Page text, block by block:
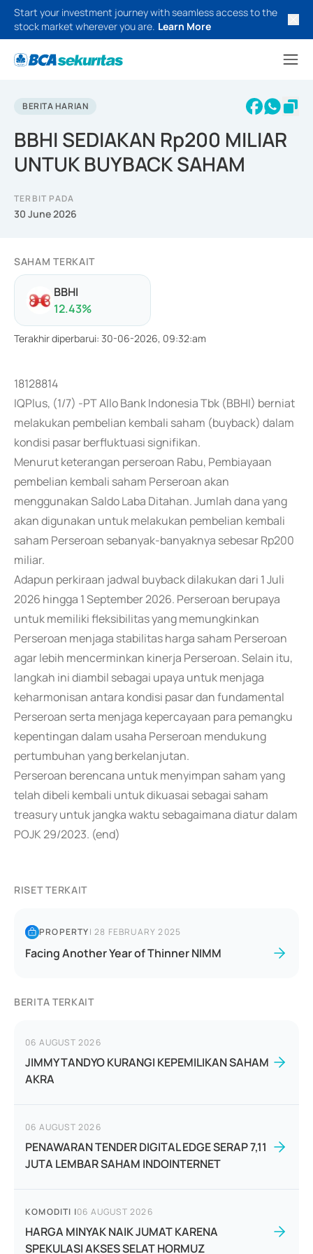
Start your investment journey with seamless access to the
stock market wherever you are. Learn More
BERITA HARIAN
BBHI SEDIAKAN Rp200 MILIAR
UNTUK BUYBACK SAHAM
TERBIT PADA
30 June 2026
SAHAM TERKAIT
BBHI
12.43%
Terakhir diperbarui: 30-06-2026, 09:32:am
18128814
IQPlus, (1/7) -PT Allo Bank Indonesia Tbk (BBHI) berniat
melakukan pembelian kembali saham (buyback) dalam
kondisi pasar berfluktuasi signifikan.
Menurut keterangan perseroan Rabu, Pembiayaan
pembelian kembali saham Perseroan akan
menggunakan Saldo Laba Ditahan. Jumlah dana yang
akan digunakan untuk melakukan pembelian kembali
saham Perseroan sebanyak-banyaknya sebesar Rp200
miliar.
Adapun perkiraan jadwal buyback dilakukan dari 1 Juli
2026 hingga 1 September 2026. Perseroan berupaya
untuk memiliki fleksibilitas yang memungkinkan
Perseroan menjaga stabilitas harga saham Perseroan
agar lebih mencerminkan kinerja Perseroan. Selain itu,
langkah ini diambil sebagai upaya untuk menjaga
keharmonisan antara kondisi pasar dan fundamental
Perseroan serta menjaga kepercayaan para pemangku
kepentingan dalam usaha Perseroan mendukung
pertumbuhan yang berkelanjutan.
Perseroan berencana untuk menyimpan saham yang
telah dibeli kembali untuk dikuasai sebagai saham
treasury untuk jangka waktu sebagaimana diatur dalam
POJK 29/2023. (end)
RISET TERKAIT
PROPERTY|28 FEBRUARY 2025
Facing Another Year of Thinner NIMM
BERITA TERKAIT
06 AUGUST 2026
JIMMY TANDYO KURANGI KEPEMILIKAN SAHAM
AKRA
06 AUGUST 2026
PENAWARAN TENDER DIGITAL EDGE SERAP 7,11
JUTA LEMBAR SAHAM INDOINTERNET
KOMODITI |06 AUGUST 2026
HARGA MINYAK NAIK JUMAT KARENA
SPEKULASI AKSES SELAT HORMUZ